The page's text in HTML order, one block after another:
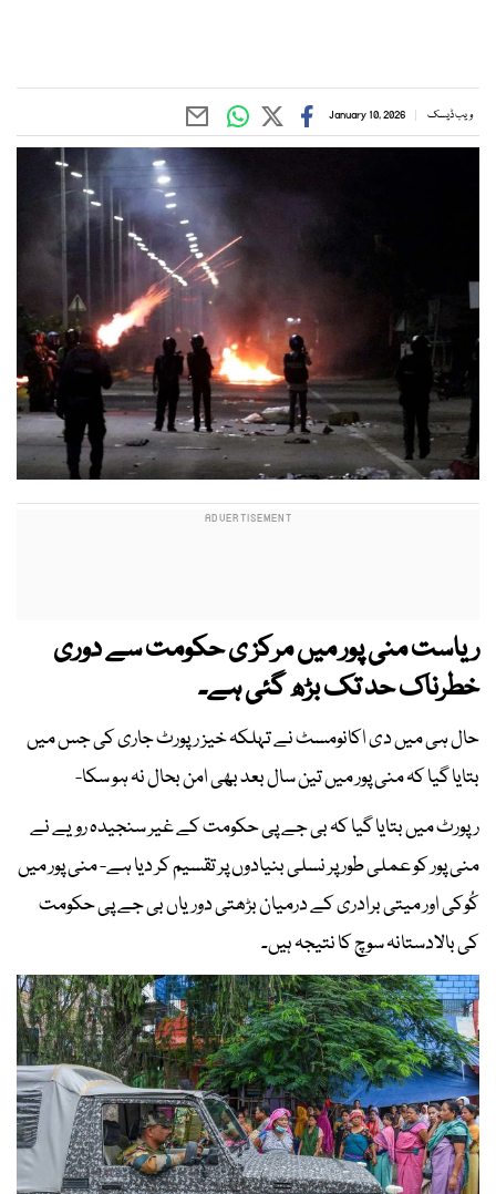
ویب ڈیسک January 10, 2026
ریاست منی پور میں مرکز ی حکومت سے دوری
خطرناک حد تک بڑھ گئی ہے۔
حال ہی میں دی اکانومسٹ نے تہلکہ خیز رپورٹ جاری کی جس میں
بتایا گیا کہ منی پور میں تین سال بعد بھی امن بحال نہ ہو سکا-
رپورٹ میں بتایا گیا کہ بی جے پی حکومت کے غیر سنجیدہ رویے نے
منی پور کو عملی طور پر نسلی بنیادوں پر تقسیم کر دیا ہے- منی پور میں
کُوکی اور میتی برادری کے درمیان بڑھتی دوریاں بی جے پی حکومت
کی بالادستانہ سوچ کا نتیجہ ہیں۔